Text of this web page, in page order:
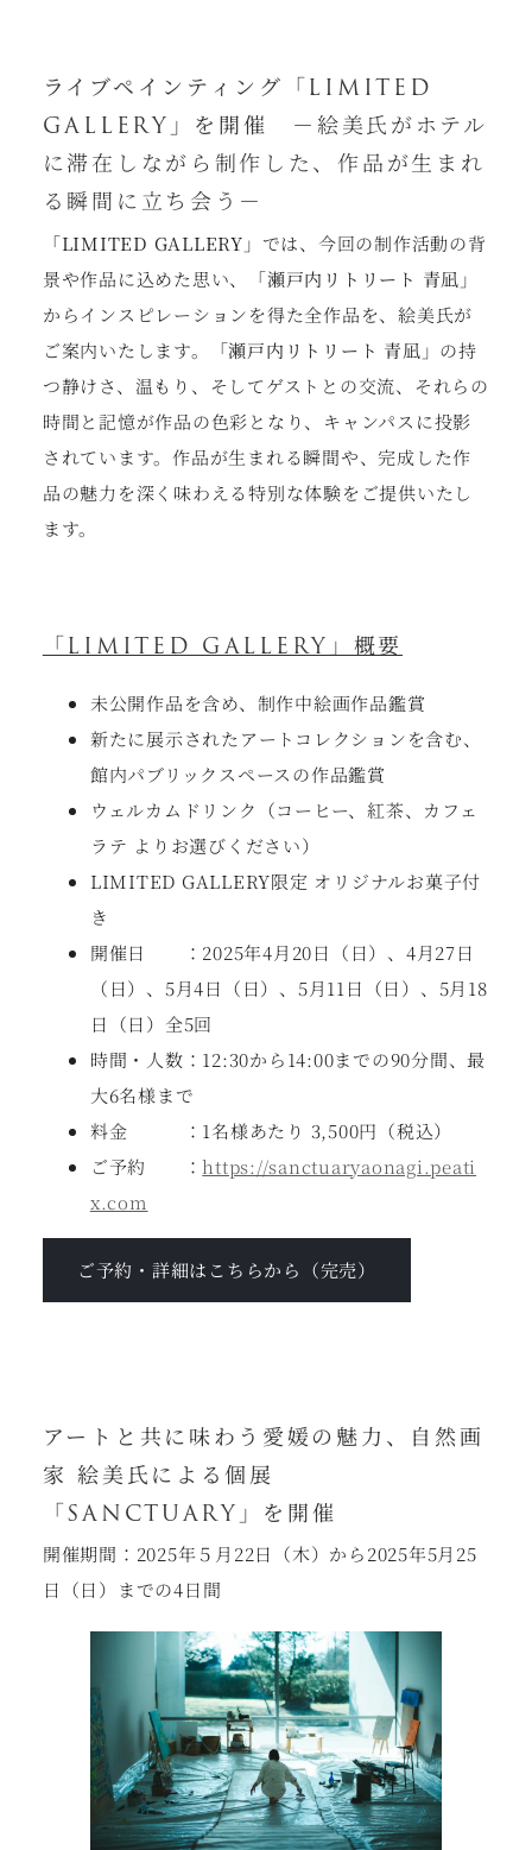
ライブペインティング「LIMITED
GALLERY」を開催 －絵美氏がホテル
に滞在しながら制作した、作品が生まれ
る瞬間に立ち会う－
「LIMITED GALLERY」 では、今回の制作活動の背
景や作品に込めた思い、
「瀬戸内リトリート 青凪」
からインスピレーションを得た全作品を、絵美氏が
ご案内いたします。
「瀬戸内リトリート 青凪」 の持
つ静けさ、温もり、そしてゲストとの交流、それらの
時間と記憶が作品の色彩となり、キャンパスに投影
されています。作品が生まれる瞬間や、完成した作
品の魅力を深く味わえる特別な体験をご提供いたし
ます。
「LIMITED GALLERY」概要
未公開作品を含め、制作中絵画作品鑑賞
新たに展示されたアートコレクションを含む、
館内パブリックスペースの作品鑑賞
ウェルカムドリンク（コーヒー、紅茶、カフェ
ラテ よりお選びください）
LIMITED GALLERY限定 オリジナルお菓子付
き
開催日 ：2025年4月20日（日）、4月27日
（日）、5月4日（日）、5月11日（日）、5月18
日（日）全5回
時間・人数：12:30から14:00までの90分間、最
大6名様まで
料金 ：1名様あたり 3,500円（税込）
ご予約 ：https://sanctuaryaonagi.peati
x.com
ご予約・詳細はこちらから（完売）
アートと共に味わう愛媛の魅力、自然画
家 絵美氏による個展
「SANCTUARY」を開催
開催期間：2025年５月22日（木）から2025年5月25
日（日）までの4日間